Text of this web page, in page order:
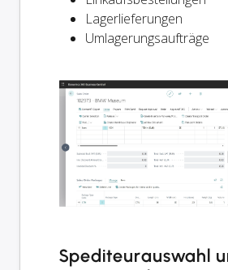
Lagerlieferungen
Umlagerungsaufträge
Spediteurauswahl